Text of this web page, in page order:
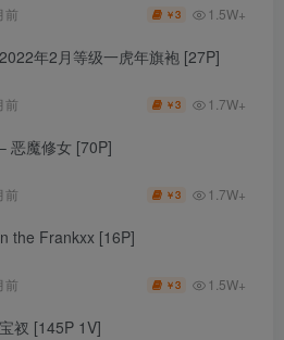
前 ￥3 1.5W+
年2月等级一虎年旗袍 [27P]
前 ￥3 1.7W+
恶魔修女 [70P]
前 ￥3 1.7W+
the Frankxx [16P]
前 ￥3 1.5W+
衩 [145P 1V]